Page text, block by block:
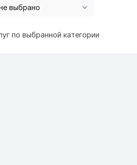
по выбранной категории